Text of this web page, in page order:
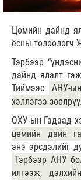
Цөмийн дайнд
ёсны төлөөлөгч
Тэрбээр
дайнд ялалт
Тиймээс
АНУ-
хэллэгээ
ОХУ-ын Гадаад
цөмийн дайн
энэ эрсдэлийг
Тэрбээр АНУ
илгээж,